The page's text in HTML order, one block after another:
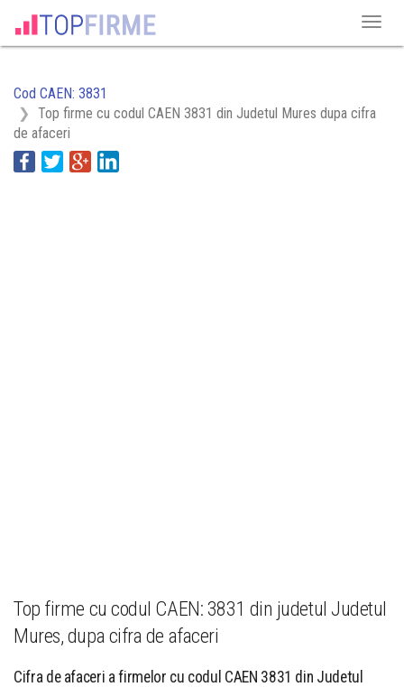
Cod CAEN: 3831
Top firme cu codul CAEN 3831 din Judetul Mures dupa cifra
de afaceri
Top firme cu codul CAEN: 3831 din judetul Judetul
Mures, dupa cifra de afaceri
Cifra de afaceri a firmelor cu codul CAEN 3831 din Judetul